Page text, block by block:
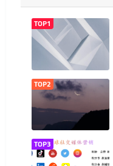
TOP1
TOP2
TOP3